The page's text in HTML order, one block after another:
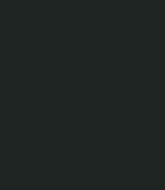
y precios, todo